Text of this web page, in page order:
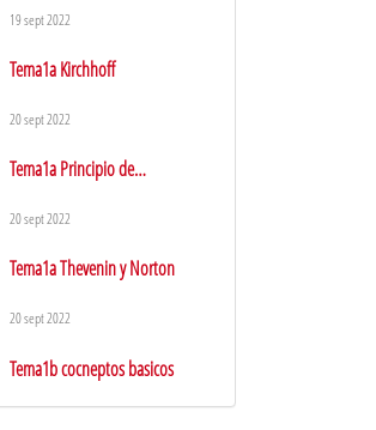
19 sept 2022
Tema1a Kirchhoff
20 sept 2022
Tema1a Principio de
20 sept 2022
Tema1a Thevenin y Norton
20 sept 2022
Tema1b cocneptos basicos